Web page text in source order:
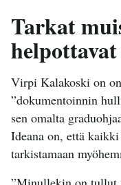
Tarkat
Virpi Kalakoski on
”dokumentoinnin
sen omalta
Ideana on, että
tarkistamaan